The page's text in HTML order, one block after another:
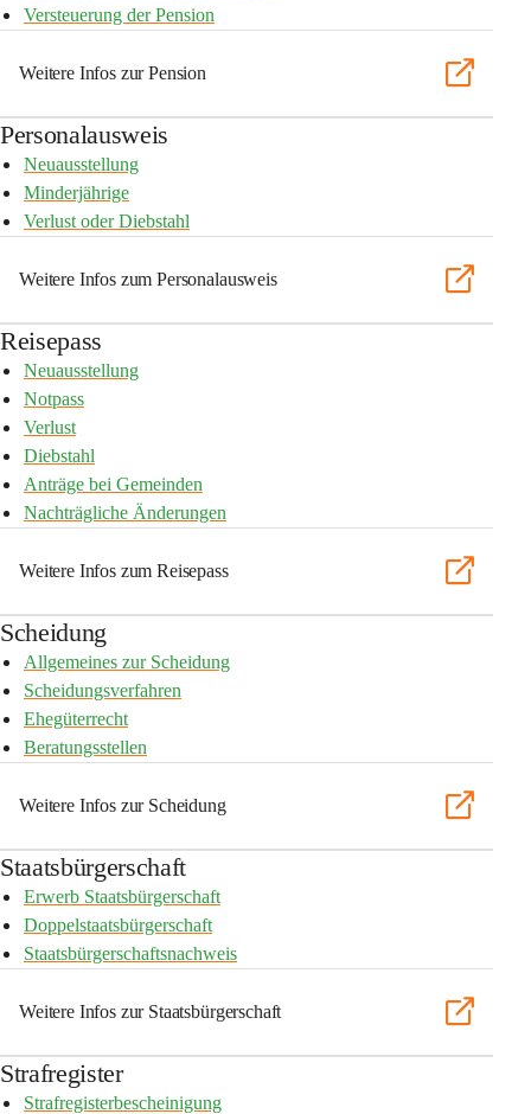
Versteuerung der Pension
Weitere Infos zur Pension
Personalausweis
Neuausstellung
Minderjährige
Verlust oder Diebstahl
Weitere Infos zum Personalausweis
Reisepass
Neuausstellung
Notpass
Verlust
Diebstahl
Anträge bei Gemeinden
Nachträgliche Änderungen
Weitere Infos zum Reisepass
Scheidung
Allgemeines zur Scheidung
Scheidungsverfahren
Ehegüterrecht
Beratungsstellen
Weitere Infos zur Scheidung
Staatsbürgerschaft
Erwerb Staatsbürgerschaft
Doppelstaatsbürgerschaft
Staatsbürgerschaftsnachweis
Weitere Infos zur Staatsbürgerschaft
Strafregister
Strafregisterbescheinigung